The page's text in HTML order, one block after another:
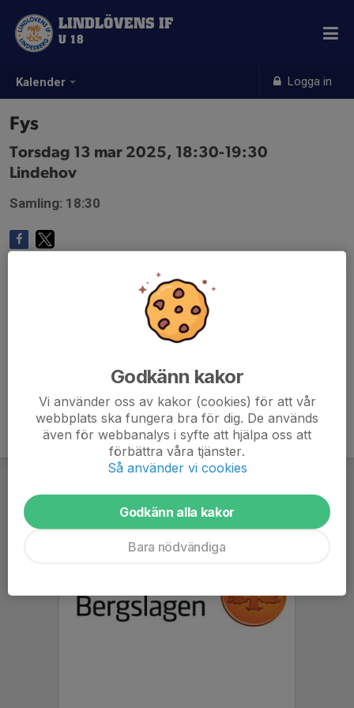
Kalender Logga in
LINDLÖVENS IF
U 18
Fys
Torsdag 13 mar 2025, 18:30-19:30
Lindehov
Samling: 18:30
Godkänn kakor
Vi använder oss av kakor (cookies) för att vår
webbplats ska fungera bra för dig. De används
även för webbanalys i syfte att hjälpa oss att
förbättra våra tjänster.
Så använder vi cookies
Godkänn alla kakor
Bara nödvändiga